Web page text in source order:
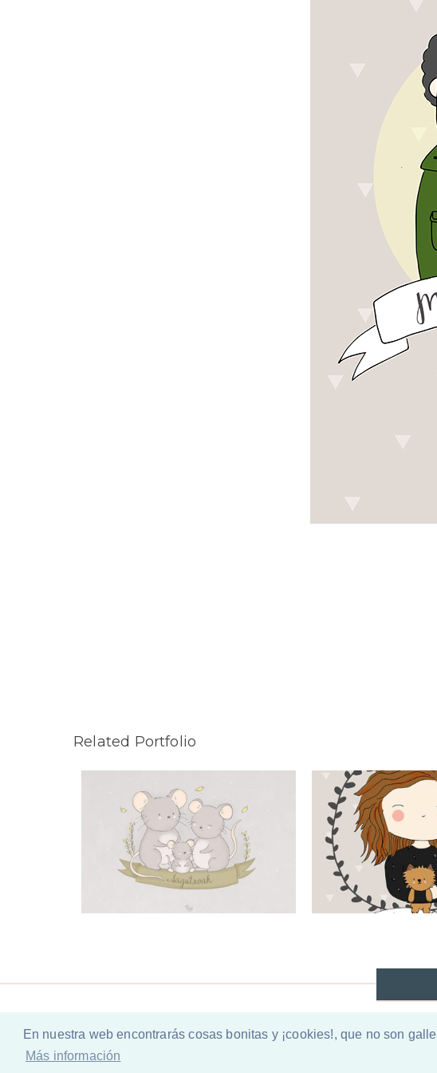
En nuestra web encontrarás cosas bonitas y ¡cookies!, que no son
Más información
Related Portfolio
Bea
Copyright © 2026 ·Política de privacidad y protección de